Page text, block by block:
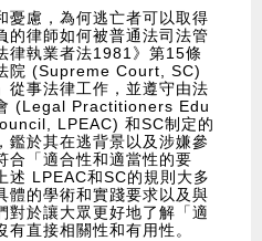
憂慮，為何逃亡者可以取得
的律師如何被普通法司法管
律執業者法1981》第15條
院 (Supreme Court, SC)
從事法律工作，並遵守由法
(Legal Practitioners Edu
LPEAC) 和SC制定的
鑑於其在逃背景以及涉嫌參
合「適合性和適當性的要
述 LPEAC和SC的規則大多
體的學術和實踐要求以及與
對於讓大眾更好地了解「適
直接相關性和有用性。